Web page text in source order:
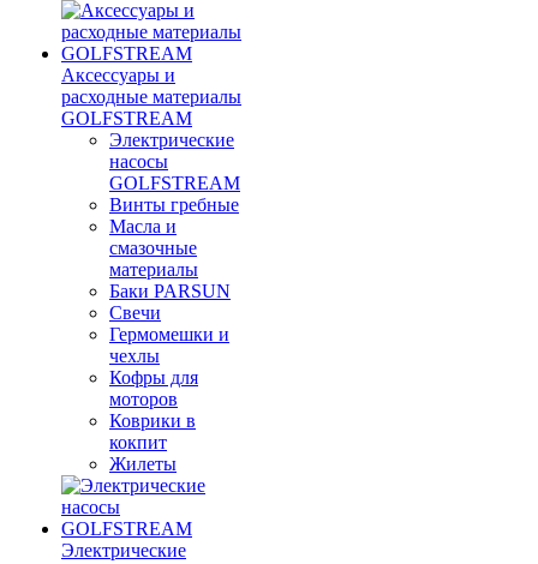
Аксессуары и
расходные материалы
GOLFSTREAM
Электрические
насосы
GOLFSTREAM
Винты гребные
Масла и
смазочные
материалы
Баки PARSUN
Свечи
Гермомешки и
чехлы
Кофры для
моторов
Коврики в
кокпит
Жилеты
Электрические